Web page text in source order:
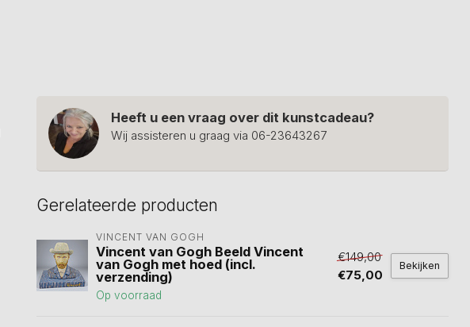
Heeft u een vraag over dit kunstcadeau?
Wij assisteren u graag via 06-23643267
Gerelateerde producten
VINCENT VAN GOGH
Vincent van Gogh Beeld Vincent
van Gogh met hoed (incl.
verzending)
Op voorraad
€149,00
€75,00
Bekijken